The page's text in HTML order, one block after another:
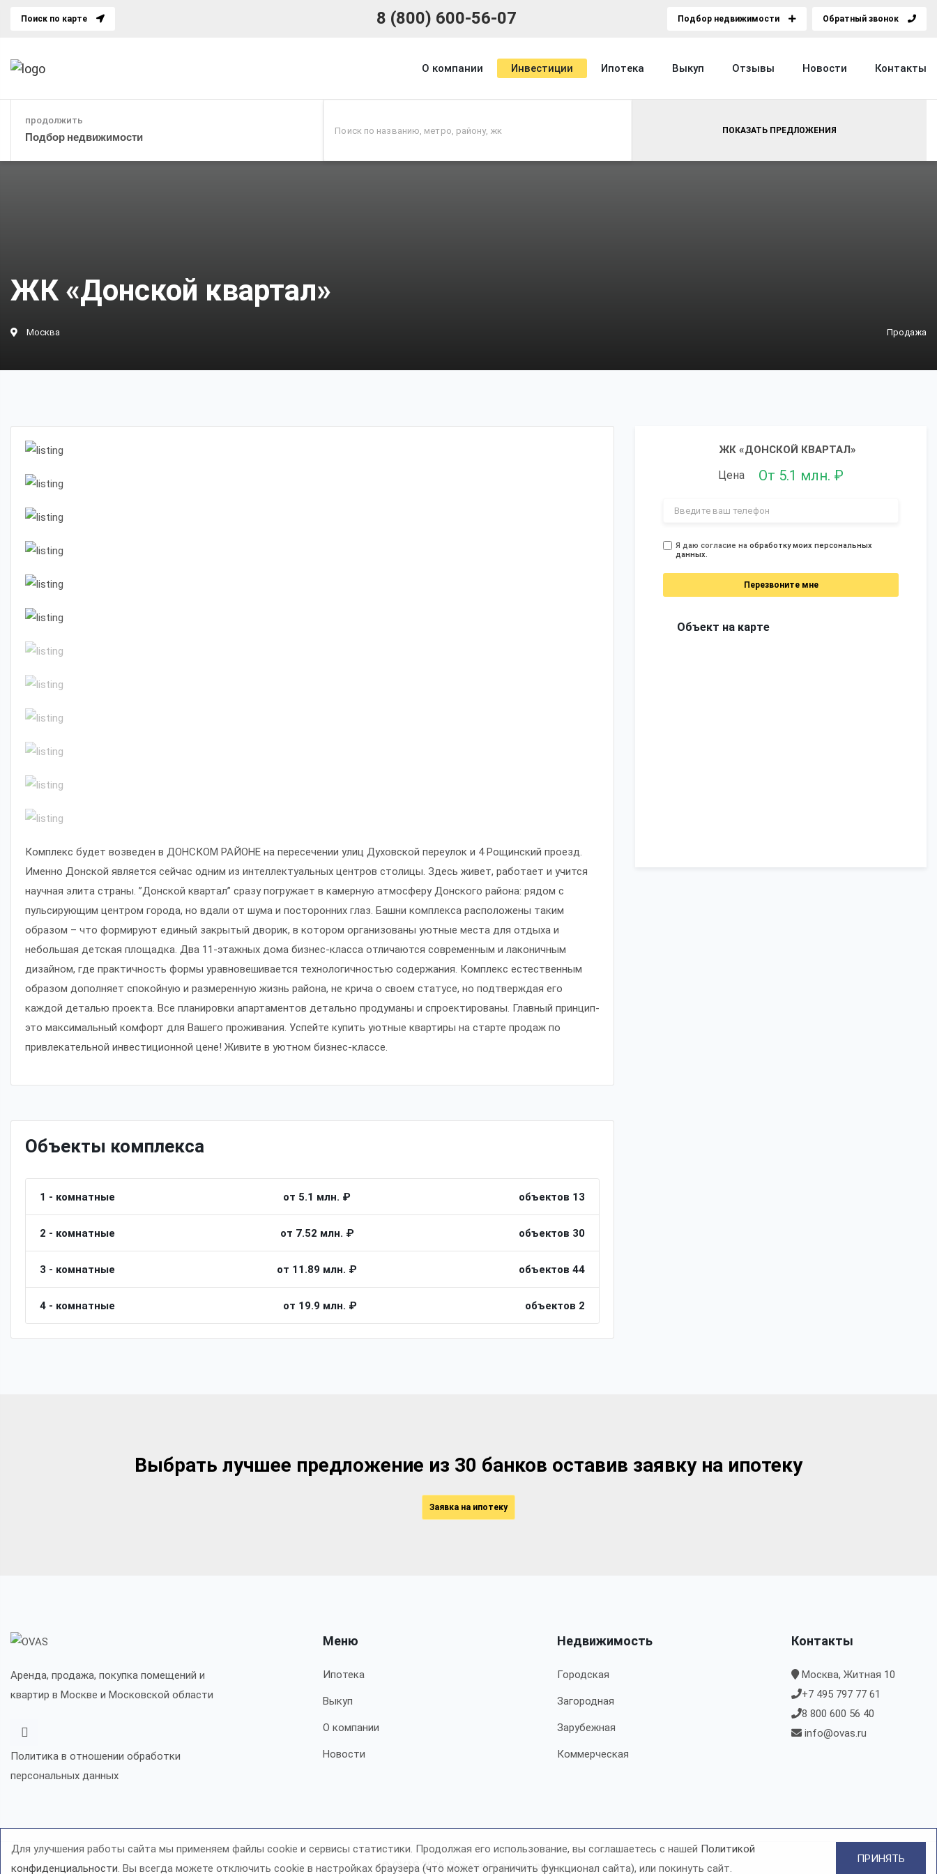
Поиск по карте 8 (800) 600-56-07 Подбор недвижимости Обратный звонок
О компании Инвестиции Ипотека Выкуп Отзывы Новости Контакты
продолжить
Подбор недвижимости ПОКАЗАТЬ ПРЕДЛОЖЕНИЯ
ЖК «Донской квартал»
Москва Продажа
Комплекс будет возведен в ДОНСКОМ РАЙОНЕ на пересечении улиц Духовской переулок и 4 Рощинский проезд.
Именно Донской является сейчас одним из интеллектуальных центров столицы. Здесь живет, работает и учится
научная элита страны. ”Донской квартал” сразу погружает в камерную атмосферу Донского района: рядом с
пульсирующим центром города, но вдали от шума и посторонних глаз. Башни комплекса расположены таким
образом – что формируют единый закрытый дворик, в котором организованы уютные места для отдыха и
небольшая детская площадка. Два 11-этажных дома бизнес-класса отличаются современным и лаконичным
дизайном, где практичность формы уравновешивается технологичностью содержания. Комплекс естественным
образом дополняет спокойную и размеренную жизнь района, не крича о своем статусе, но подтверждая его
каждой деталью проекта. Все планировки апартаментов детально продуманы и спроектированы. Главный принцип-
это максимальный комфорт для Вашего проживания. Успейте купить уютные квартиры на старте продаж по
привлекательной инвестиционной цене! Живите в уютном бизнес-классе.
Объекты комплекса
1 - комнатные от 5.1 млн. ₽ объектов 13
2 - комнатные от 7.52 млн. ₽ объектов 30
3 - комнатные от 11.89 млн. ₽ объектов 44
4 - комнатные от 19.9 млн. ₽ объектов 2
ЖК «ДОНСКОЙ КВАРТАЛ»
Цена От 5.1 млн. ₽
Я даю согласие на обработку моих персональных
данных.
Перезвоните мне
Объект на карте
Выбрать лучшее предложение из 30 банков оставив заявку на ипотеку
Заявка на ипотеку
Аренда, продажа, покупка помещений и
квартир в Москве и Московской области
Политика в отношении обработки
персональных данных
Меню
Ипотека
Выкуп
О компании
Новости
Недвижимость
Городская
Загородная
Зарубежная
Коммерческая
Контакты
Москва, Житная 10
+7 495 797 77 61
8 800 600 56 40
info@ovas.ru
© OVAS 2026. Все права защищены.
Для улучшения работы сайта мы применяем файлы cookie и сервисы статистики. Продолжая его использование, вы соглашаетесь с нашей Политикой
конфиденциальности. Вы всегда можете отключить cookie в настройках браузера (что может ограничить функционал сайта), или покинуть сайт.
ПРИНЯТЬ